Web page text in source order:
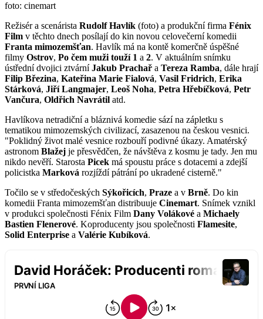
foto: cinemart
Režisér a scenárista Rudolf Havlík (foto) a produkční firma Fénix
Film v těchto dnech posílají do kin novou celovečerní komedii
Franta mimozemšťan. Havlík má na kontě komerčně úspěšné
filmy Ostrov, Po čem muži touží 1 a 2. V aktuálním snímku
ústřední dvojici ztvárníJakub Prachař a Tereza Ramba, dále hrají
Filip Březina, Kateřina Marie Fialová, Vasil Fridrich, Erika
Stárková, Jiří Langmajer, Leoš Noha, Petra Hřebíčková, Petr
Vančura, Oldřich Navrátil atd.
Havlíkova netradiční a bláznivá komedie sází na zápletku s
tematikou mimozemských civilizací, zasazenou na českou vesnici.
"Poklidný život malé vesnice rozbouří podivné úkazy. Amatérský
astronom Blažej je přesvědčen, že návštěva z kosmu je tady. Jen mu
nikdo nevěří. Starosta Picek má spoustu práce s dotacemi a zdejší
policistka Marková rozjíždí pátrání po ukradené cisterně."
Točilo se v středočeských Sýkořicích, Praze a v Brně. Do kin
komedii Franta mimozemšťan distribuuje Cinemart. Snímek vznikl
v produkci společnosti Fénix Film Dany Volákové a Michaely
Bastien Flenerové. Koproducenty jsou společnosti Flamesite,
Solid Enterprise a Valérie Kubíková.